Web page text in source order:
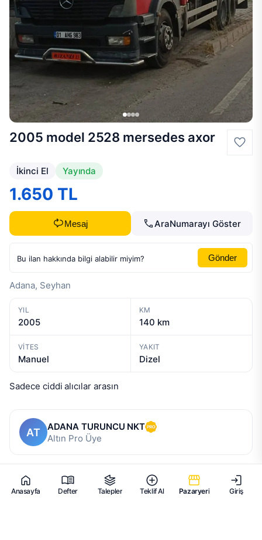
Anasayfa Defter Talepler Teklif Al Pazaryeri Giriş
2005 model 2528 mersedes axor
İkinci El Yayında
1.650 TL
Mesaj AraNumarayı Göster
Gönder
Adana, Seyhan
YIL
2005
KM
140 km
VITES
Manuel
YAKIT
Dizel
Sadece ciddi alıcılar arasın
AT
ADANA TURUNCU NKT
Altın Pro Üye